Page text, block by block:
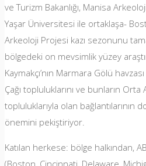
ve Turizm Bakanlığı, Manisa
Yaşar Üniversitesi ile ortaklaşa-
Arkeoloji Projesi kazı sezonunu
bölgedeki on mevsimlik yüzey
Kaymakçı’nın Marmara Gölü
Çağı topluluklarını ve bunların Orta
topluluklarıyla olan bağlantılarının
önemini pekiştiriyor.
Katılan herkese: bölge halkından,
(Boston, Cincinnati, Delaware,